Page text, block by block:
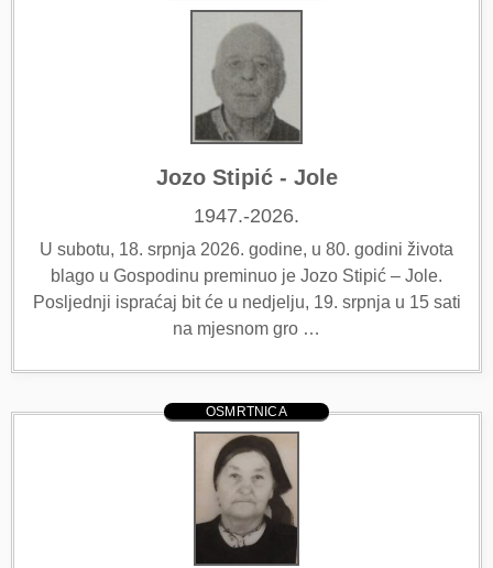
Jozo Stipić - Jole
1947.-2026.
U subotu, 18. srpnja 2026. godine, u 80. godini života
blago u Gospodinu preminuo je Jozo Stipić – Jole.
Posljednji ispraćaj bit će u nedjelju, 19. srpnja u 15 sati
na mjesnom gro …
OSMRTNICA